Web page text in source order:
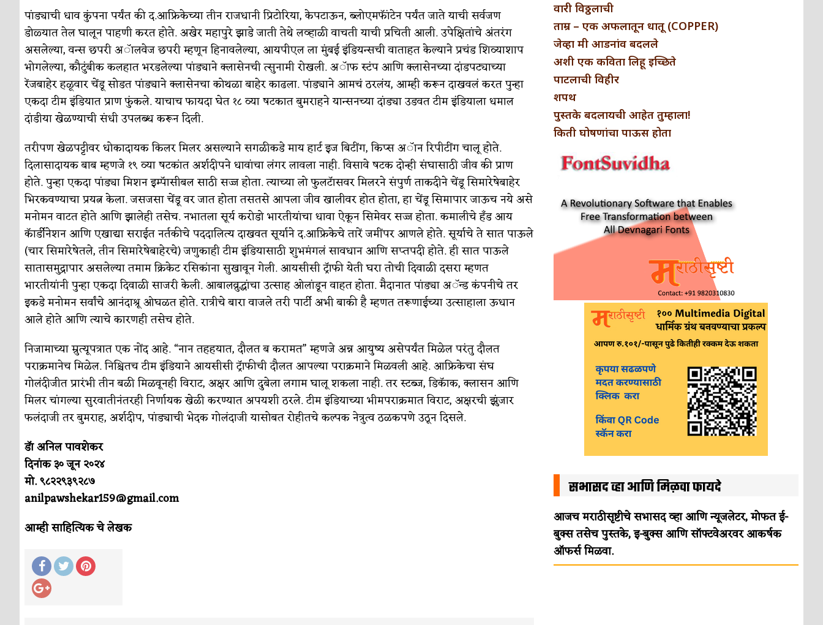
पांड्याची धाव कुंपना पर्यंत की द.आफ्रिकेच्या तीन राजधानी प्रिटोरिया, केपटाऊन, ब्लोएमफॅांटेन पर्यंत जाते याची सर्वजण
डोळ्यात तेल घालून पाहणी करत होते. अखेर महापुरे झाडे जाती तेथे लव्हाळी वाचती याची प्रचिती आली. उपेक्षितांचे अंतरंग
असलेल्या, वन्स छपरी अॅालवेज छपरी म्हणून हिनावलेल्या, आयपीएल ला मुंबई इंडियन्सची वाताहत केल्याने प्रचंड शिव्याशाप
भोगलेल्या, कौटुंबीक कलहात भरडलेल्या पांड्याने क्लासेनची त्सुनामी रोखली. अॅाफ स्टंप आणि क्लासेनच्या दांडपट्याच्या
रेंजबाहेर हळूवार चेंडू सोडत पांड्याने क्लासेनचा कोथळा बाहेर काढला. पांड्याने आमचं ठरलंय, आम्ही करून दाखवलं करत पुन्हा
एकदा टीम इंडियात प्राण फुंकले. याचाच फायदा घेत १८ व्या षटकात बुमराहने यान्सनच्या दांड्या उडवत टीम इंडियाला धमाल
दांडीया खेळण्याची संधी उपलब्ध करून दिली.
तरीपण खेळपट्टीवर धोकादायक किलर मिलर असल्याने सगळीकडे माय हार्ट इज बिटींग, किप्स अॅान रिपीटींग चालू होते.
दिलासादायक बाब म्हणजे १९ व्या षटकांत अर्शदीपने धावांचा लंगर लावला नाही. विसावे षटक दोन्ही संघासाठी जीव की प्राण
होते. पुन्हा एकदा पांड्या मिशन इम्पॅासीबल साठी सज्ज होता. त्याच्या लो फुलटॅासवर मिलरने संपुर्ण ताकदीने चेंडू सिमारेषेबाहेर
भिरकवण्याचा प्रयत्न केला. जसजसा चेंडू वर जात होता तसतसे आपला जीव खालीवर होत होता, हा चेंडू सिमापार जाऊच नये असे
मनोमन वाटत होते आणि झालेही तसेच. नभातला सूर्य करोडो भारतीयांचा धावा ऐकून सिमेवर सज्ज होता. कमालीचे हॅंड आय
कॅार्डीनेशन आणि एखाद्या सराईत नर्तकीचे पददालित्य दाखवत सूर्याने द.आफ्रिकेचे तारें जमींपर आणले होते. सूर्याचे ते सात पाऊले
(चार सिमारेषेतले, तीन सिमारेषेबाहेरचे) जणुकाही टीम इंडियासाठी शुभमंगलं सावधान आणि सप्तपदी होते. ही सात पाऊले
सातासमुद्रापार असलेल्या तमाम क्रिकेट रसिकांना सुखावून गेली. आयसीसी ट्रॅाफी येती घरा तोची दिवाळी दसरा म्हणत
भारतीयांनी पुन्हा एकदा दिवाळी साजरी केली. आबालव्रुद्धांचा उत्साह ओलांडून वाहत होता. मैदानात पांड्या अॅन्ड कंपनीचे तर
इकडे मनोमन सर्वांचे आनंदाश्रू ओघळत होते. रात्रीचे बारा वाजले तरी पार्टी अभी बाकी है म्हणत तरूणाईच्या उत्साहाला ऊधान
आले होते आणि त्याचे कारणही तसेच होते.
निजामाच्या म्रुत्यूपत्रात एक नोंद आहे. “नान तहहयात, दौलत ब करामत” म्हणजे अन्न आयुष्य असेपर्यंत मिळेल परंतु दौलत
पराक्रमानेच मिळेल. निश्चितच टीम इंडियाने आयसीसी ट्रॅाफीची दौलत आपल्या पराक्रमाने मिळवली आहे. आफ्रिकेचा संघ
गोलंदीजीत प्रारंभी तीन बळी मिळवूनही विराट, अक्षर आणि दुबेला लगाम घालू शकला नाही. तर स्टब्ज, डिकॅाक, क्लासन आणि
मिलर चांगल्या सुरवातीनंतरही निर्णायक खेळी करण्यात अपयशी ठरले. टीम इंडियाच्या भीमपराक्रमात विराट, अक्षरची झुंजार
फलंदाजी तर बुमराह, अर्शदीप, पांड्याची भेदक गोलंदाजी यासोबत रोहीतचे कल्पक नेत्रुत्व ठळकपणे उठून दिसले.
डॅा अनिल पावशेकर
दिनांक ३० जून २०२४
मो. ९८२२९३९२८७
anilpawshekar159@gmail.com
आम्ही साहित्यिक चे लेखक
वारी विठ्ठलाची
ताम्र – एक अफलातून धातू (COPPER)
जेव्हा मी आडनांव बदलले
अशी एक कविता लिहू इच्छिते
पाटलाची विहीर
शपथ
पुस्तके बदलायची आहेत तुम्हाला!
किती घोषणांचा पाऊस होता
सभासद व्हा आणि मिळवा फायदे
आजच मराठीसृष्टीचे सभासद व्हा आणि न्यूजलेटर, मोफत ई-
बुक्स तसेच पुस्तके, इ-बुक्स आणि सॉफ्टवेअरवर आकर्षक
ऑफर्स मिळवा.